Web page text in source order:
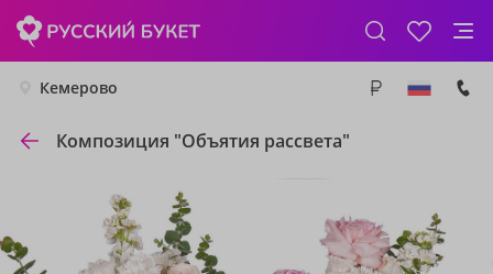
Кемерово
Композиция "Объятия рассвета"